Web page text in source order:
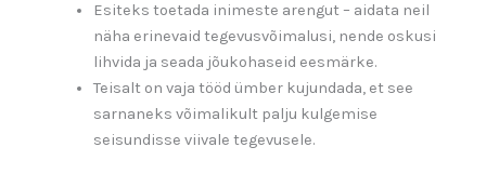
Esiteks toetada inimeste arengut – aidata neil
näha erinevaid tegevusvõimalusi, nende oskusi
lihvida ja seada jõukohaseid eesmärke.
Teisalt on vaja tööd ümber kujundada, et see
sarnaneks võimalikult palju kulgemise
seisundisse viivale tegevusele.